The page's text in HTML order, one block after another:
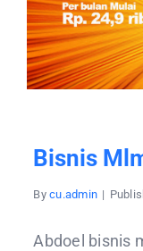
Bisnis
Bycu.admin |
Abdoel bisnis